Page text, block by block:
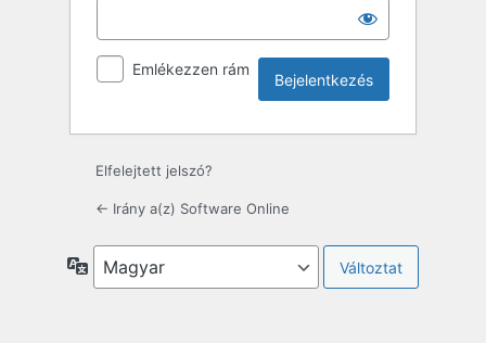
Emlékezzen rám
Elfelejtett jelszó?
← Irány a(z) Software Online
Nyelv